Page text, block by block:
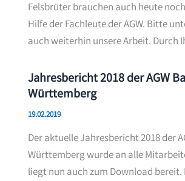
Felsbrüter brauchen auch heute
Hilfe der Fachleute der AGW. Bitte
auch weiterhin unsere Arbeit. Durch
Jahresbericht 2018 der AGW
Württemberg
19.02.2019
Der aktuelle Jahresbericht 2018 der
Württemberg wurde an alle
liegt nun auch zum Download bereit.